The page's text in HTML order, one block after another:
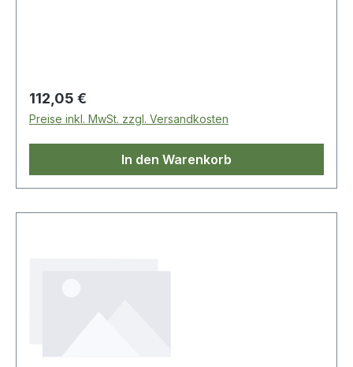
Regulärer Preis:
112,05 €
Preise inkl. MwSt. zzgl. Versandkosten
In den Warenkorb